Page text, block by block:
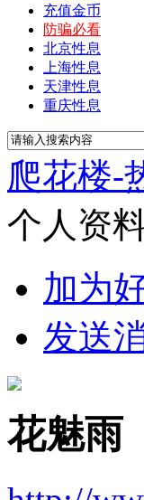
充值金币
防骗必看
北京性息
上海性息
天津性息
重庆性息
爬花楼-
个人资
加为
发送
花魅雨